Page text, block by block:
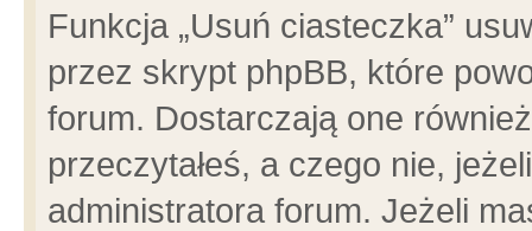
Funkcja „Usuń ciasteczka”
przez skrypt phpBB, które
forum. Dostarczają one
przeczytałeś, a czego nie,
administratora forum. Jeżeli